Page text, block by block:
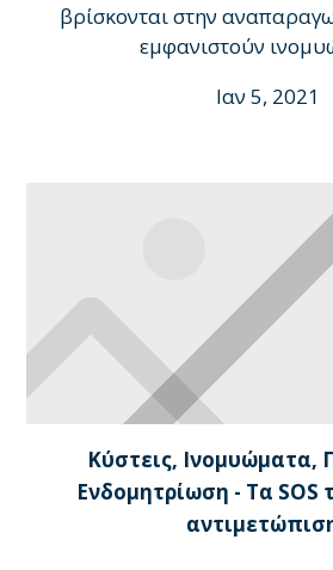
βρίσκονται στην
εμφανιστούν
Ιαν 5, 2021
Κύστεις, Ινομυώματα,
Ενδομητρίωση - Τα SOS